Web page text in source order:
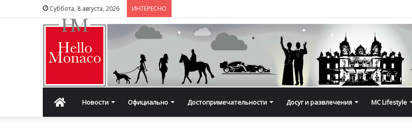
Суббота, 8 августа, 2026 ИНТЕРЕСНО
ГлавнаяНовости Официально Достопримечательности Досуг и развлечения MC Lifestyle